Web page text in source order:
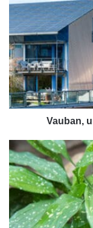
Vauban,
quartiere
green
di
Friburgo
Vauban,
Aspidistra,
una
pianta
da
appartamento
ideale
per